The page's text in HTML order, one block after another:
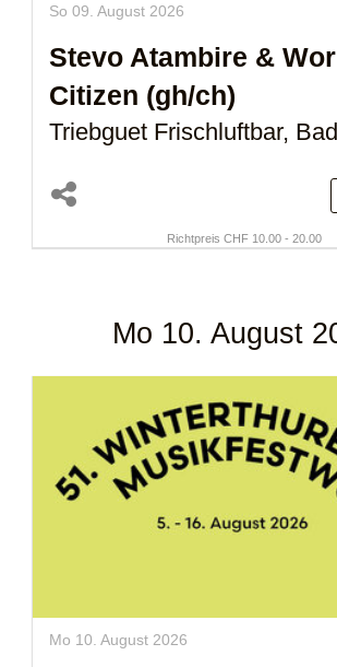
So 09. August 2026
Stevo Atambire &
Citizen (gh/ch)
Triebguet Frischluftbar,
Richtpreis CHF 10.00 - 20.00
Mo 10. August
Mo 10. August 2026